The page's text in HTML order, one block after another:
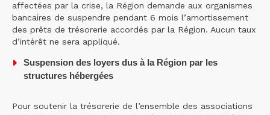
affectées par la crise, la Région demande aux organismes
bancaires de suspendre pendant 6 mois l’amortissement
des prêts de trésorerie accordés par la Région. Aucun taux
d’intérêt ne sera appliqué.
Suspension des loyers dus à la Région par les
structures hébergées
Pour soutenir la trésorerie de l’ensemble des associations